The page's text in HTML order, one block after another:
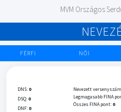
MVM Országos
FÉRFI NŐI
DNS: 0
DSQ: 0
DNF: 0
Nevezett
Legmagasabb FINA
Összes FINA pont: 0